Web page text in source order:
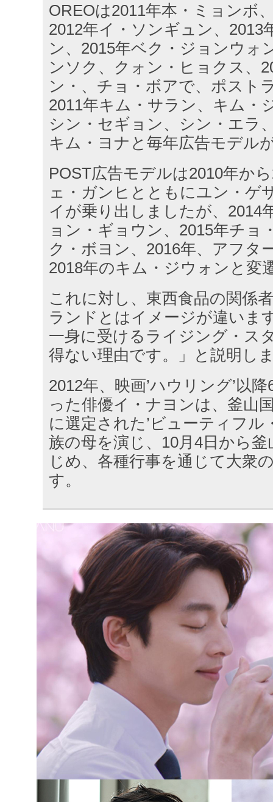
OREOは2011年本・ミョンボ
2012年イ・ソンギュン、2013
ン、2015年ベク・ジョンウォ
ンソク、​クォン・ヒョクス、
ン・、​チョ・ボアで、ポスト
2011年キム・サラン、キム・
シン・セギョン、シン・エラ
キム・ヨナと毎年広告モデル
POST広告モデルは2010年か
ェ・ガンヒとともにユン・ゲ
イが乗り出しましたが、2014
ョン・ギョウン、2015年チョ
ク・ボヨン、2016年、アフタ
2018年のキム・ジウォンと変
これに対し、東西食品の関係
ランドとはイメージが違いま
一身に受けるライジング・ス
得ない理由です。」と説明し
2012年、映画’ハウリング’以
った俳優イ・ナヨンは、釜山
に選定された’ビューティフル
族の母を演じ、10月4日から
じめ、各種行事を通じて大衆
す。​